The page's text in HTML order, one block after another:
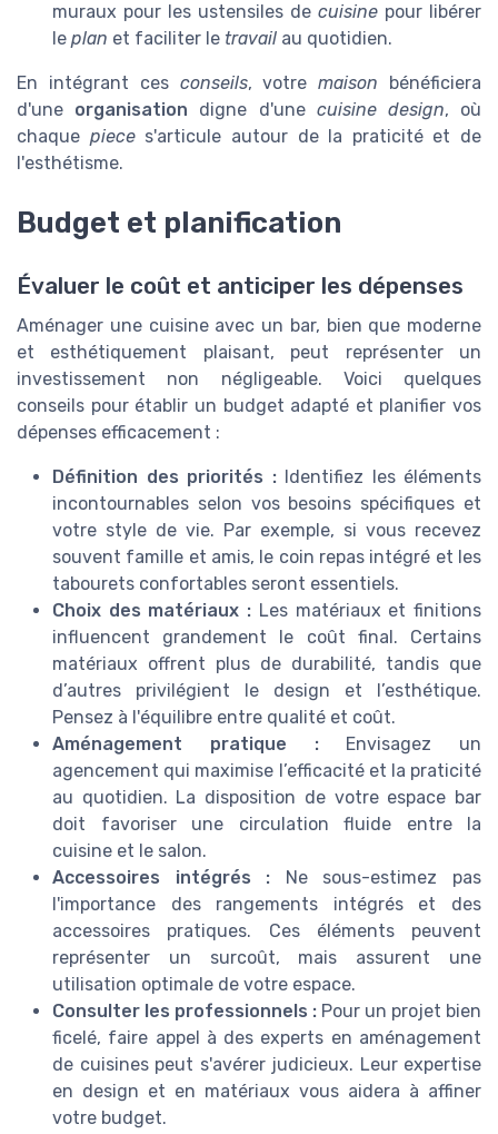
muraux pour les ustensiles de cuisine pour libérer
le plan et faciliter le travail au quotidien.
En intégrant ces conseils, votremaison bénéficiera
d'une organisation digne d'une cuisine design, où
chaque pieces'articule autour de la praticité et de
l'esthétisme.
Budget et planification
Évaluer le coût et anticiper les dépenses
Aménager une cuisine avec un bar, bien que moderne
et esthétiquement plaisant, peut représenter un
investissement non négligeable. Voici quelques
conseils pour établir un budget adapté et planifier vos
dépenses efficacement :
Définition des priorités :Identifiez les éléments
incontournables selon vos besoins spécifiques et
votre style de vie. Par exemple, si vous recevez
souvent famille et amis, le coin repas intégré et les
tabourets confortables seront essentiels.
Choix des matériaux : Les matériaux et finitions
influencent grandement le coût final. Certains
matériaux offrent plus de durabilité, tandis que
d’autres privilégient le design et l’esthétique.
Pensez à l'équilibre entre qualité et coût.
Aménagement pratique :Envisagez un
agencement qui maximise l’efficacité et la praticité
au quotidien. La disposition de votre espace bar
doit favoriser une circulation fluide entre la
cuisine et le salon.
Accessoires intégrés : Ne sous-estimez pas
l'importance des rangements intégrés et des
accessoires pratiques. Ces éléments peuvent
représenter un surcoût, mais assurent une
utilisation optimale de votre espace.
Consulter les professionnels : Pour un projet bien
ficelé, faire appel à des experts en aménagement
de cuisines peut s'avérer judicieux. Leur expertise
en design et en matériaux vous aidera à affiner
votre budget.